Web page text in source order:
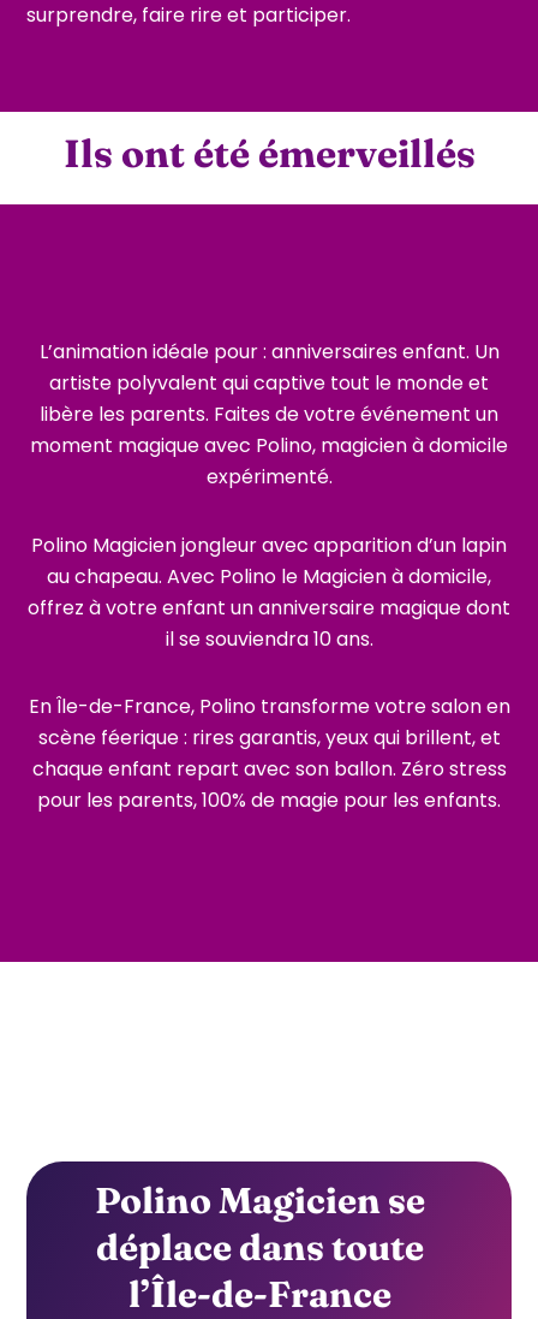
surprendre, faire rire et participer.
Ils ont été émerveillés
L’animation idéale pour : anniversaires enfant. Un
artiste polyvalent qui captive tout le monde et
libère les parents. Faites de votre événement un
moment magique avec Polino, magicien à domicile
expérimenté.
Polino Magicien jongleur avec apparition d’un lapin
au chapeau. Avec Polino le Magicien à domicile,
offrez à votre enfant un anniversaire magique dont
il se souviendra 10 ans.
En Île-de-France, Polino transforme votre salon en
scène féerique : rires garantis, yeux qui brillent, et
chaque enfant repart avec son ballon. Zéro stress
pour les parents, 100% de magie pour les enfants.
Polino Magicien se
déplace dans toute
l’Île-de-France